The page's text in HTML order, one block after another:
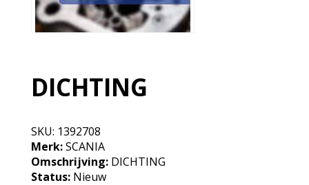
DICHTING
SKU: 1392708
Merk:SCANIA
Omschrijving:DICHTING
Status:Nieuw